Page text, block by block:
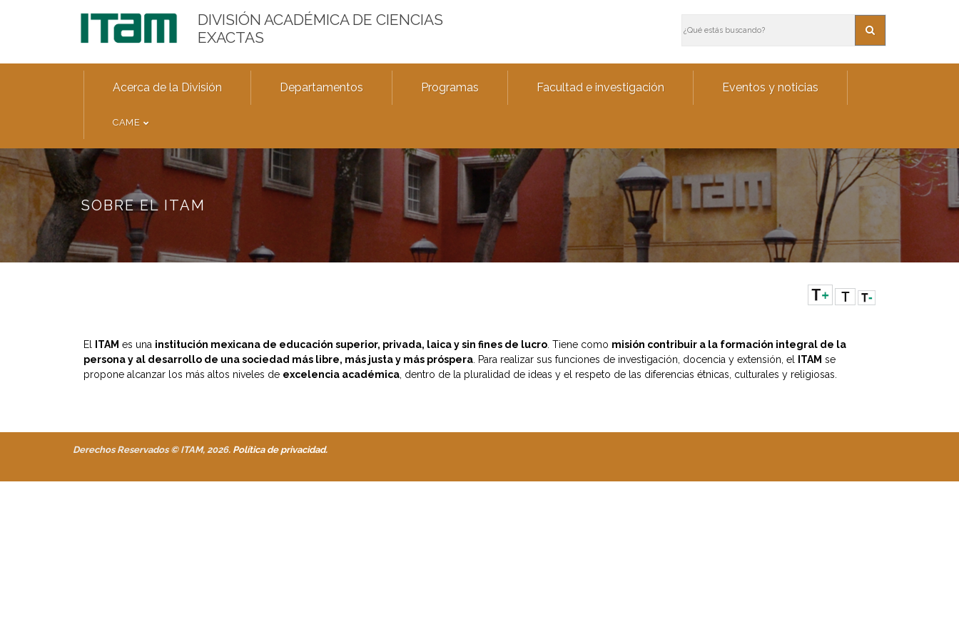
DIVISIÓN ACADÉMICA DE CIENCIAS
EXACTAS
Acerca de la División Departamentos Programas Facultad e investigación Eventos y noticias
CAME
SOBRE EL ITAM
El ITAM es una institución mexicana de educación superior, privada, laica y sin fines de lucro . Tiene como misión contribuir a la formación integral de la
persona y al desarrollo de una sociedad más libre, más justa y más próspera . Para realizar sus funciones de investigación, docencia y extensión, el ITAM se
propone alcanzar los más altos niveles de excelencia académica , dentro de la pluralidad de ideas y el respeto de las diferencias étnicas, culturales y religiosas.
Derechos Reservados © ITAM, 2026. Política de privacidad.